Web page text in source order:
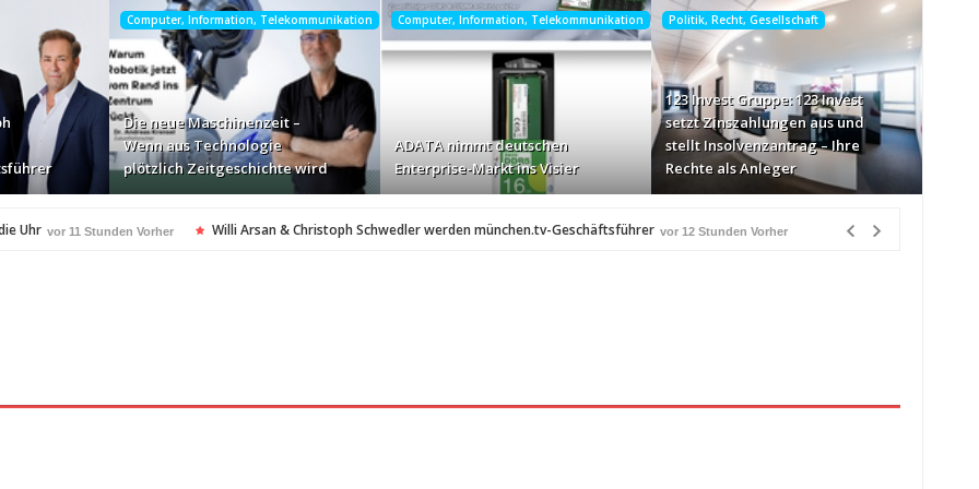
Computer, Information, Telekommunikation
Die neue Maschinenzeit –
Wenn aus Technologie
plötzlich Zeitgeschichte wird
Computer, Information, Telekommunikation
ADATA nimmt deutschen
Enterprise-Markt ins Visier
Politik, Recht, Gesellschaft
123 Invest Gruppe: 123 Invest
setzt Zinszahlungen aus und
stellt Insolvenzantrag – Ihre
Rechte als Anleger
Uhr vor 11 Stunden Vorher Willi Arsan & Christoph Schwedler werden münchen.tv-Geschäftsführer vor 12 Stunden Vorher
Batterie-Unabhängigkeit: Die Entstehung des Battery Valley in Québec
Virginia Beach
Angebot für Hotels